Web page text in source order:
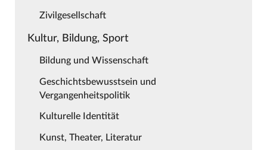
Zivilgesellschaft
Kultur, Bildung, Sport
Bildung und Wissenschaft
Geschichtsbewusstsein und
Vergangenheitspolitik
Kulturelle Identität
Kunst, Theater, Literatur